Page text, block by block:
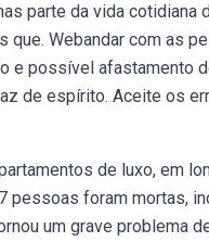
parte da vida cotidiana
Webandar com as
e possível afastamento
de espírito. Aceite os
de luxo, em
foram mortas,
um grave problema